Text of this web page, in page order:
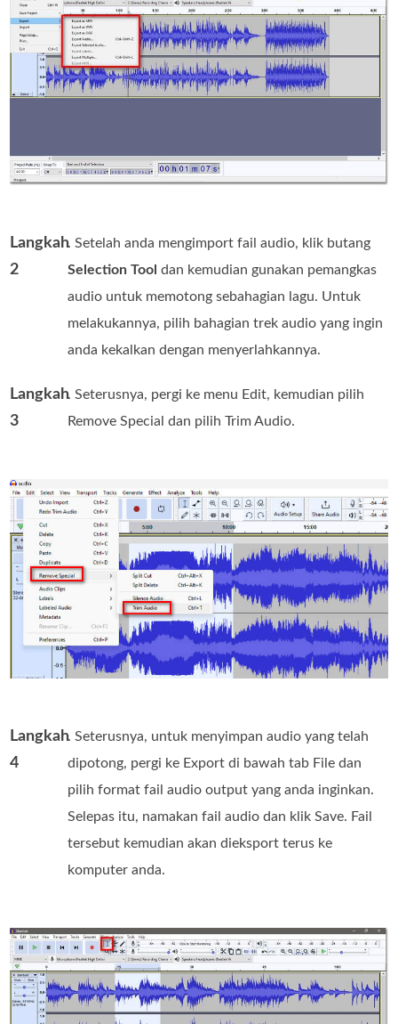
Langkah
2
. Setelah anda mengimport fail audio, klik butang
Selection Tool dan kemudian gunakan pemangkas
audio untuk memotong sebahagian lagu. Untuk
melakukannya, pilih bahagian trek audio yang ingin
anda kekalkan dengan menyerlahkannya.
Langkah
3
. Seterusnya, pergi ke menu Edit, kemudian pilih
Remove Special dan pilih Trim Audio.
Langkah
4
. Seterusnya, untuk menyimpan audio yang telah
dipotong, pergi ke Export di bawah tab File dan
pilih format fail audio output yang anda inginkan.
Selepas itu, namakan fail audio dan klik Save. Fail
tersebut kemudian akan dieksport terus ke
komputer anda.